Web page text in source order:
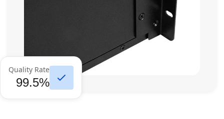
Quality Rate
99.5%